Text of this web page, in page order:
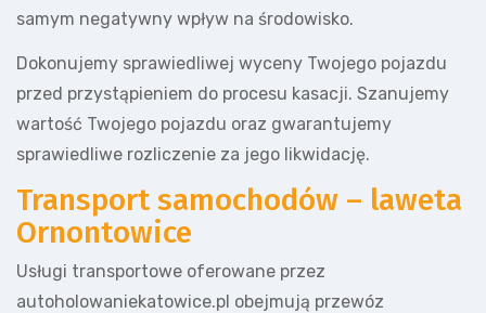
samym negatywny wpływ na środowisko.
Dokonujemy sprawiedliwej wyceny Twojego pojazdu
przed przystąpieniem do procesu kasacji. Szanujemy
wartość Twojego pojazdu oraz gwarantujemy
sprawiedliwe rozliczenie za jego likwidację.
Transport samochodów – laweta
Ornontowice
Usługi transportowe oferowane przez
autoholowaniekatowice.pl obejmują przewóz